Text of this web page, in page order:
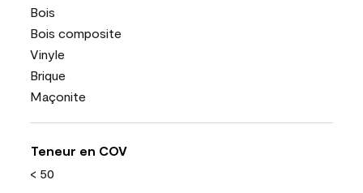
Bois
Bois composite
Vinyle
Brique
Maçonite
Teneur en COV
< 50